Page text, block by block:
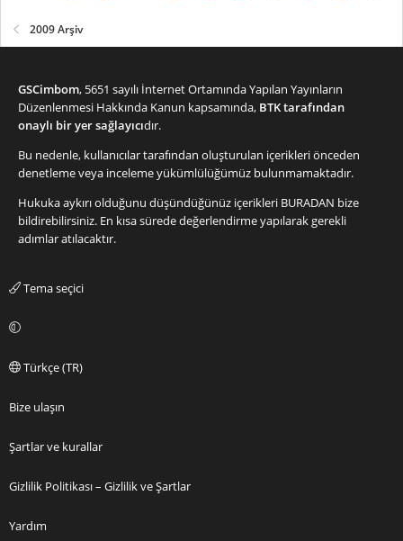
2009 Arşiv
GSCimbom, 5651 sayılı İnternet Ortamında Yapılan Yayınların
Düzenlenmesi Hakkında Kanun kapsamında, BTK tarafından
onaylı bir yer sağlayıcıdır.
Bu nedenle, kullanıcılar tarafından oluşturulan içerikleri önceden
denetleme veya inceleme yükümlülüğümüz bulunmamaktadır.
Hukuka aykırı olduğunu düşündüğünüz içerikleri BURADAN bize
bildirebilirsiniz. En kısa sürede değerlendirme yapılarak gerekli
adımlar atılacaktır.
Tema seçici
Türkçe (TR)
Bize ulaşın
Şartlar ve kurallar
Gizlilik Politikası – Gizlilik ve Şartlar
Yardım